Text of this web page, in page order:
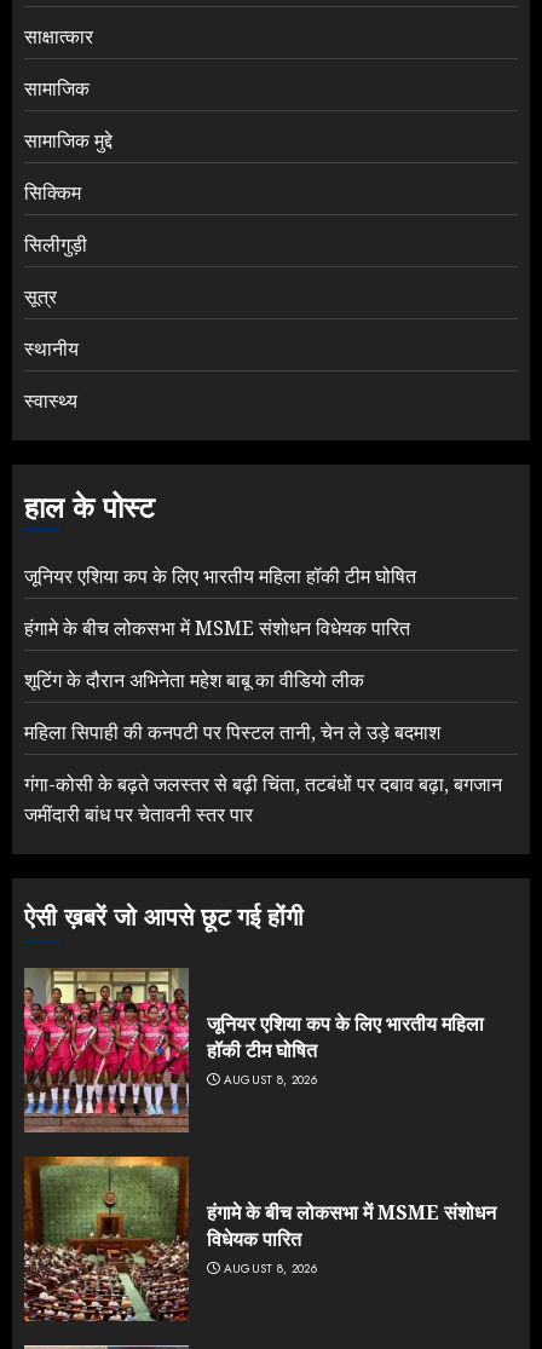
साक्षात्कार
सामाजिक
सामाजिक मुद्दे
सिक्किम
सिलीगुड़ी
सूत्र
स्थानीय
स्वास्थ्य
हाल के पोस्ट
जूनियर एशिया कप के लिए भारतीय महिला हॉकी टीम घोषित
हंगामे के बीच लोकसभा में MSME संशोधन विधेयक पारित
शूटिंग के दौरान अभिनेता महेश बाबू का वीडियो लीक
महिला सिपाही की कनपटी पर पिस्टल तानी, चेन ले उड़े बदमाश
गंगा-कोसी के बढ़ते जलस्तर से बढ़ी चिंता, तटबंधों पर दबाव बढ़ा, बगजान
जमींदारी बांध पर चेतावनी स्तर पार
ऐसी ख़बरें जो आपसे छूट गई होंगी
जूनियर एशिया कप के लिए भारतीय महिला
हॉकी टीम घोषित
AUGUST 8, 2026
हंगामे के बीच लोकसभा में MSME संशोधन
विधेयक पारित
AUGUST 8, 2026